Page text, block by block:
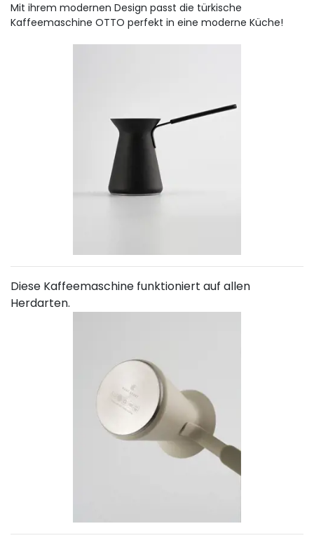
Mit ihrem modernen Design passt die türkische
Kaffeemaschine OTTO perfekt in eine moderne Küche!
Diese Kaffeemaschine funktioniert auf allen
Herdarten.